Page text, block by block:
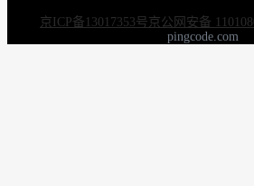
京ICP备13017353号京公网安备
pingcode.com